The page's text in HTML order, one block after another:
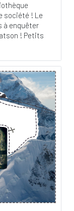
société ! Le
à enquêter
! Petits